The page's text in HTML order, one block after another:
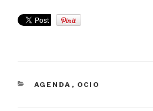
CATEGORÍAS
AGENDA , OCIO